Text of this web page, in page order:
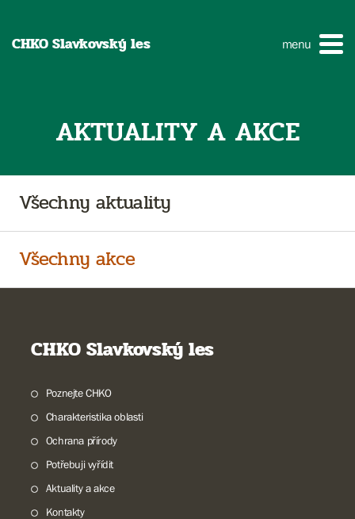
CHKO Slavkovský les menu
AKTUALITY A AKCE
Všechny aktuality
Všechny akce
CHKO Slavkovský les
Poznejte CHKO
Charakteristika oblasti
Ochrana přírody
Potřebuji vyřídit
Aktuality a akce
Kontakty